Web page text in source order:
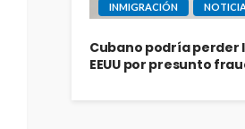
INMIGRACIÓN
Cubano podría perder
EEUU por presunto